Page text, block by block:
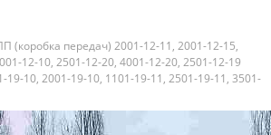
(коробка передач) 2001-12-11, 2001-12-15,
12-10, 2501-12-20, 4001-12-20, 2501-12-19
19-10, 2001-19-10, 1101-19-11, 2501-19-11, 3501-
12, 2001-12-18, 0901-19-3, 1501-19-2, 1101-19-